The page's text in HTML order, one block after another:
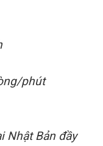
phút
Nhật Bản đầy